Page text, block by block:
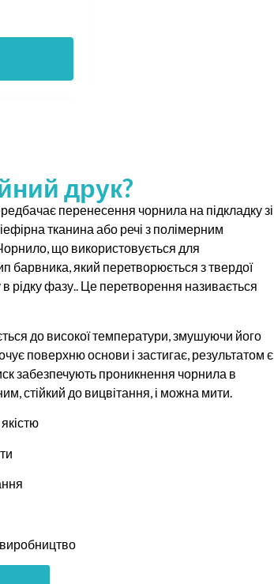
друк?
перенесення чорнила на підкладку зі
тканина або речі з полімерним
що використовується для
барвника, який перетворюється з твердої
рідку фазу.. Це перетворення називається
до високої температури, змушуючи його
поверхню основи і застигає, результатом є
забезпечують проникнення чорнила в
стійкий до вицвітання, і можна мити.